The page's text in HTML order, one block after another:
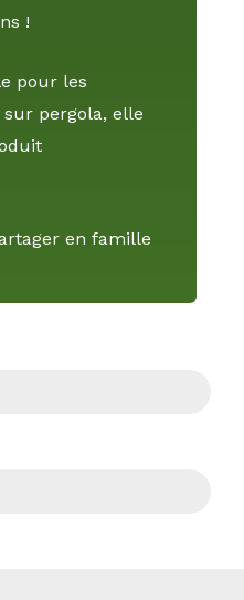
!
pour les
pergola, elle
en famille